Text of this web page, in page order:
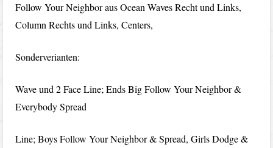
Follow Your Neighbor aus Ocean Waves Recht und Links,
Column Rechts und Links, Centers,
Sonderverianten:
Wave und 2 Face Line; Ends Big Follow Your Neighbor &
Everybody Spread
Line; Boys Follow Your Neighbor & Spread, Girls Dodge &